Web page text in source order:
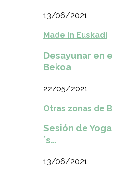
13/06/2021
Made in Euskadi
Desayunar en
Bekoa
22/05/2021
Otras zonas de
Sesión de
´s…
13/06/2021